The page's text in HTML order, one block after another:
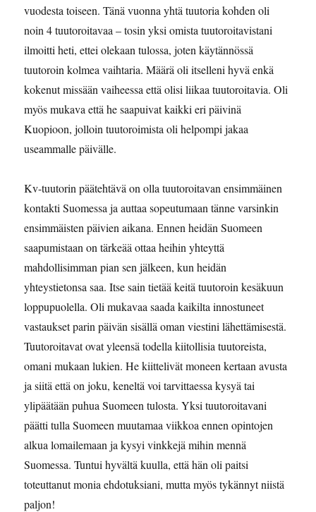
vuodesta toiseen. Tänä vuonna yhtä tuutoria kohden oli
noin 4 tuutoroitavaa – tosin yksi omista tuutoroitavistani
ilmoitti heti, ettei olekaan tulossa, joten käytännössä
tuutoroin kolmea vaihtaria. Määrä oli itselleni hyvä enkä
kokenut missään vaiheessa että olisi liikaa tuutoroitavia. Oli
myös mukava että he saapuivat kaikki eri päivinä
Kuopioon, jolloin tuutoroimista oli helpompi jakaa
useammalle päivälle.
Kv-tuutorin päätehtävä on olla tuutoroitavan ensimmäinen
kontakti Suomessa ja auttaa sopeutumaan tänne varsinkin
ensimmäisten päivien aikana. Ennen heidän Suomeen
saapumistaan on tärkeää ottaa heihin yhteyttä
mahdollisimman pian sen jälkeen, kun heidän
yhteystietonsa saa. Itse sain tietää keitä tuutoroin kesäkuun
loppupuolella. Oli mukavaa saada kaikilta innostuneet
vastaukset parin päivän sisällä oman viestini lähettämisestä.
Tuutoroitavat ovat yleensä todella kiitollisia tuutoreista,
omani mukaan lukien. He kiittelivät moneen kertaan avusta
ja siitä että on joku, keneltä voi tarvittaessa kysyä tai
ylipäätään puhua Suomeen tulosta. Yksi tuutoroitavani
päätti tulla Suomeen muutamaa viikkoa ennen opintojen
alkua lomailemaan ja kysyi vinkkejä mihin mennä
Suomessa. Tuntui hyvältä kuulla, että hän oli paitsi
toteuttanut monia ehdotuksiani, mutta myös tykännyt niistä
paljon!